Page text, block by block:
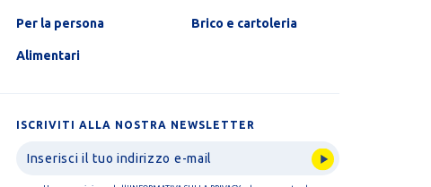
Per la persona Brico e cartoleria
Alimentari
ISCRIVITI ALLA NOSTRA NEWSLETTER